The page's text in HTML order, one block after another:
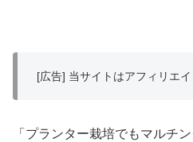
[広告] 当サイトはアフィリエ
「プランター栽培でもマルチ